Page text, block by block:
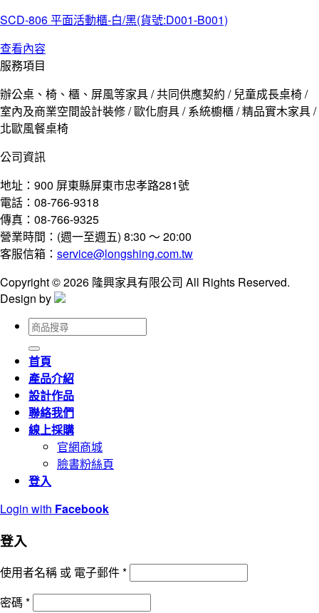
SCD-806 平面活動櫃-白/黑(貨號:D001-B001)
查看內容
服務項目
辦公桌、椅、櫃、屏風等家具 / 共同供應契約 / 兒童成長桌椅 /
室內及商業空間設計裝修 / 歐化廚具 / 系統櫥櫃 / 精品實木家具 /
北歐風餐桌椅
公司資訊
地址：900 屏東縣屏東市忠孝路281號
電話：08-766-9318
傳真：08-766-9325
營業時間：(週一至週五) 8:30 ～ 20:00
客服信箱： service@longshing.com.tw
Copyright © 2026 隆興家具有限公司 All Rights Reserved.
Design by
搜
尋
關
鍵
字:
首頁
產品介紹
設計作品
聯絡我們
線上採購
官網商城
臉書粉絲頁
登入
Login with Facebook
登入
使用者名稱 或 電子郵件*
密碼 *